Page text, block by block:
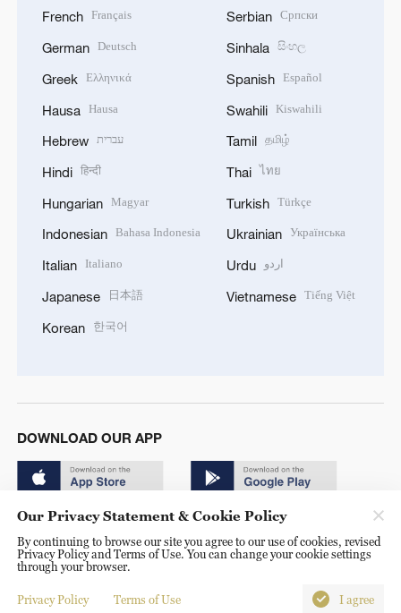
French Français
German Deutsch
Greek Ελληνικά
Hausa Hausa
Hebrew עברית
Hindi हिन्दी
Hungarian Magyar
Indonesian Bahasa Indonesia
Italian Italiano
Japanese 日本語
Korean 한국어
Serbian Српски
Sinhala සිංහල
Spanish Español
Swahili Kiswahili
Tamil தமிழ்
Thai ไทย
Turkish Türkçe
Ukrainian Українська
Urdu اردو
Vietnamese Tiếng Việt
DOWNLOAD OUR APP
© China Radio International.CRI. All Rights Reserved. 16A
Shijingshan Road, Beijing, China. 100040
Our Privacy Statement & Cookie Policy
By continuing to browse our site you agree to our use of cookies, revised
Privacy Policy and Terms of Use. You can change your cookie settings
through your browser.
Privacy Policy Terms of Use I agree